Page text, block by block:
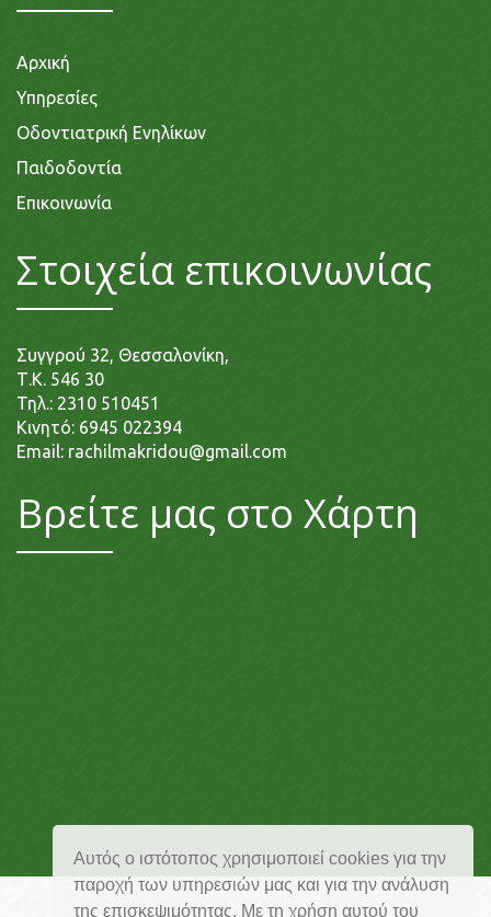
Αυτός ο ιστότοπος χρησιμοποιεί cookies για την
παροχή των υπηρεσιών μας και για την ανάλυση
της επισκεψιμότητας. Με τη χρήση αυτού του
Αρχική
Υπηρεσίες
Οδοντιατρική Ενηλίκων
Παιδοδοντία
Επικοινωνία
Στοιχεία επικοινωνίας
Συγγρού 32, Θεσσαλονίκη,
Τ.Κ. 546 30
Τηλ.: 2310 510451
Κινητό: 6945 022394
Email: rachilmakridou@gmail.com
Βρείτε μας στο Χάρτη